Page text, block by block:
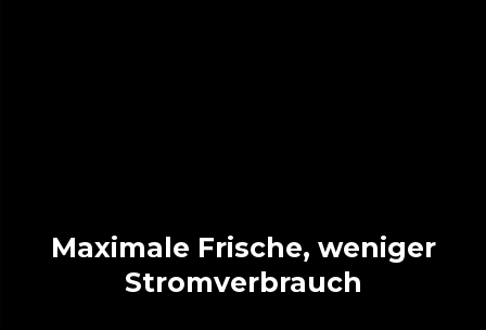
Maximale Frische, weniger
Stromverbrauch